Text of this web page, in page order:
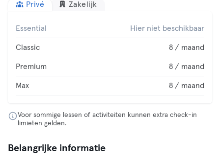
Privé Zakelijk
Essential Hier niet beschikbaar
Classic 8 / maand
Premium 8 / maand
Max 8 / maand
Voor sommige lessen of activiteiten kunnen extra check-in
limieten gelden.
Belangrijke informatie